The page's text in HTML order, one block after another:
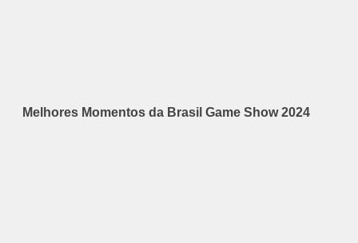
Melhores Momentos da Brasil Game Show 2024